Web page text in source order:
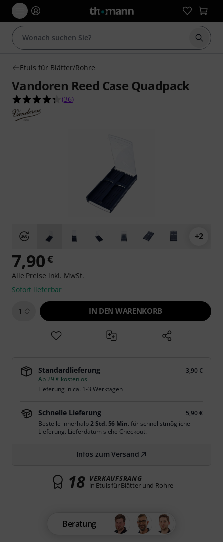
Suche
Etuis für Blätter/Rohre
Vandoren Reed Case Quadpack
4.4 von 5 Sternen aus 36 Kundenbewertungen
(36)
+2
7,90€
Alle Preise inkl. MwSt.
Sofort lieferbar
1 IN DEN WARENKORB
Standardlieferung
3,90 €
Ab 29 € kostenlos
Lieferung in ca. 1-3 Werktagen
Schnelle Lieferung
5,90 €
Bestelle innerhalb2 Std. 56 Min.für schnellstmögliche
Lieferung. Lieferdatum siehe Checkout.
Infos zum Versand
18 VERKAUFSRANG
in Etuis für Blätter und Rohre
Beratung